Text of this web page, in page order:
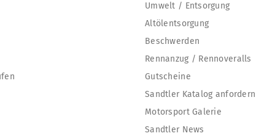
Umwelt / Entsorgung
Altölentsorgung
Beschwerden
Rennanzug / Rennoveralls
Gutscheine
Sandtler Katalog anfordern
Motorsport Galerie
Sandtler News